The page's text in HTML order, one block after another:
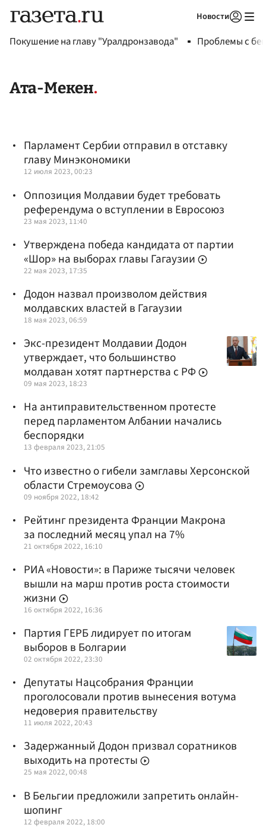
Новости
Покушение на главу "Уралдронзавода" Проблемы с
Ата-Мекен
Парламент Сербии отправил в отставку
главу Минэкономики
12 июля 2023, 00:23
Оппозиция Молдавии будет требовать
референдума о вступлении в Евросоюз
23 мая 2023, 11:40
Утверждена победа кандидата от партии
«Шор» на выборах главы Гагаузии
22 мая 2023, 17:35
Додон назвал произволом действия
молдавских властей в Гагаузии
18 мая 2023, 06:59
Экс-президент Молдавии Додон
утверждает, что большинство
молдаван хотят партнерства с РФ
09 мая 2023, 18:23
На антиправительственном протесте
перед парламентом Албании начались
беспорядки
13 февраля 2023, 21:05
Что известно о гибели замглавы Херсонской
области Стремоусова
09 ноября 2022, 18:42
Рейтинг президента Франции Макрона
за последний месяц упал на 7%
21 октября 2022, 16:10
РИА «Новости»: в Париже тысячи человек
вышли на марш против роста стоимости
жизни
16 октября 2022, 16:36
Партия ГЕРБ лидирует по итогам
выборов в Болгарии
02 октября 2022, 23:30
Депутаты Нацсобрания Франции
проголосовали против вынесения вотума
недоверия правительству
11 июля 2022, 20:43
Задержанный Додон призвал соратников
выходить на протесты
25 мая 2022, 00:48
В Бельгии предложили запретить онлайн-
шопинг
12 февраля 2022, 18:00